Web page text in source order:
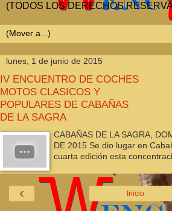
(TODOS LOS DERECHOS
lunes, 1 de junio de 2015
IV ENCUENTRO DE COCHES
MOTOS CLASICOS Y
POPULARES DE CABAÑAS
DE LA SAGRA
CABAÑAS DE LA SAGRA,
DE 2015 Se dio lugar en
cuarta edición esta
‹ Inicio